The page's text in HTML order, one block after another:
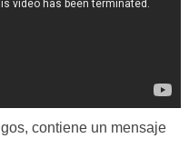
contiene un mensaje